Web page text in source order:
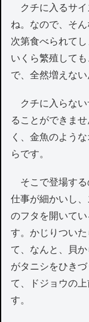
クチに入るサイ
ね。なので、そ
次第食べられて
いくら繁殖して
で、全然増えない
クチに入らない
ることができま
く、金魚のよう
らです。
そこで登場する
仕事が細かいし
のフタを開いて
す。かじりつい
て、なんと、貝
がタニシをひき
て、ドジョウの
す。